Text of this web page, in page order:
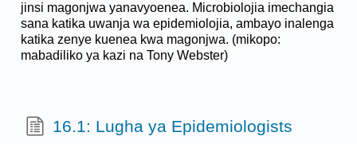
jinsi magonjwa yanavyoenea. Microbiolojia imechangia
sana katika uwanja wa epidemiolojia, ambayo inalenga
katika zenye kuenea kwa magonjwa. (mikopo:
mabadiliko ya kazi na Tony Webster)
16.1: Lugha ya Epidemiologists